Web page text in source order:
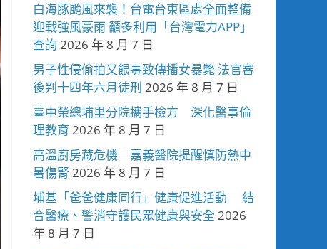
白海豚颱風來襲！台電台東區處全面整備
迎戰強風豪雨 籲多利用「台灣電力APP」
查詢 2026 年 8 月 7 日
男子性侵偷拍又餵毒致傳播女暴斃 法官審
後判十四年六月徒刑 2026 年 8 月 7 日
臺中榮總埔里分院攜手檢方 深化醫事倫
理教育 2026 年 8 月 7 日
高溫廚房藏危機 嘉義醫院提醒慎防熱中
暑傷腎 2026 年 8 月 7 日
埔基「爸爸健康同行」健康促進活動 結
合醫療、警消守護民眾健康與安全 2026
年 8 月 7 日